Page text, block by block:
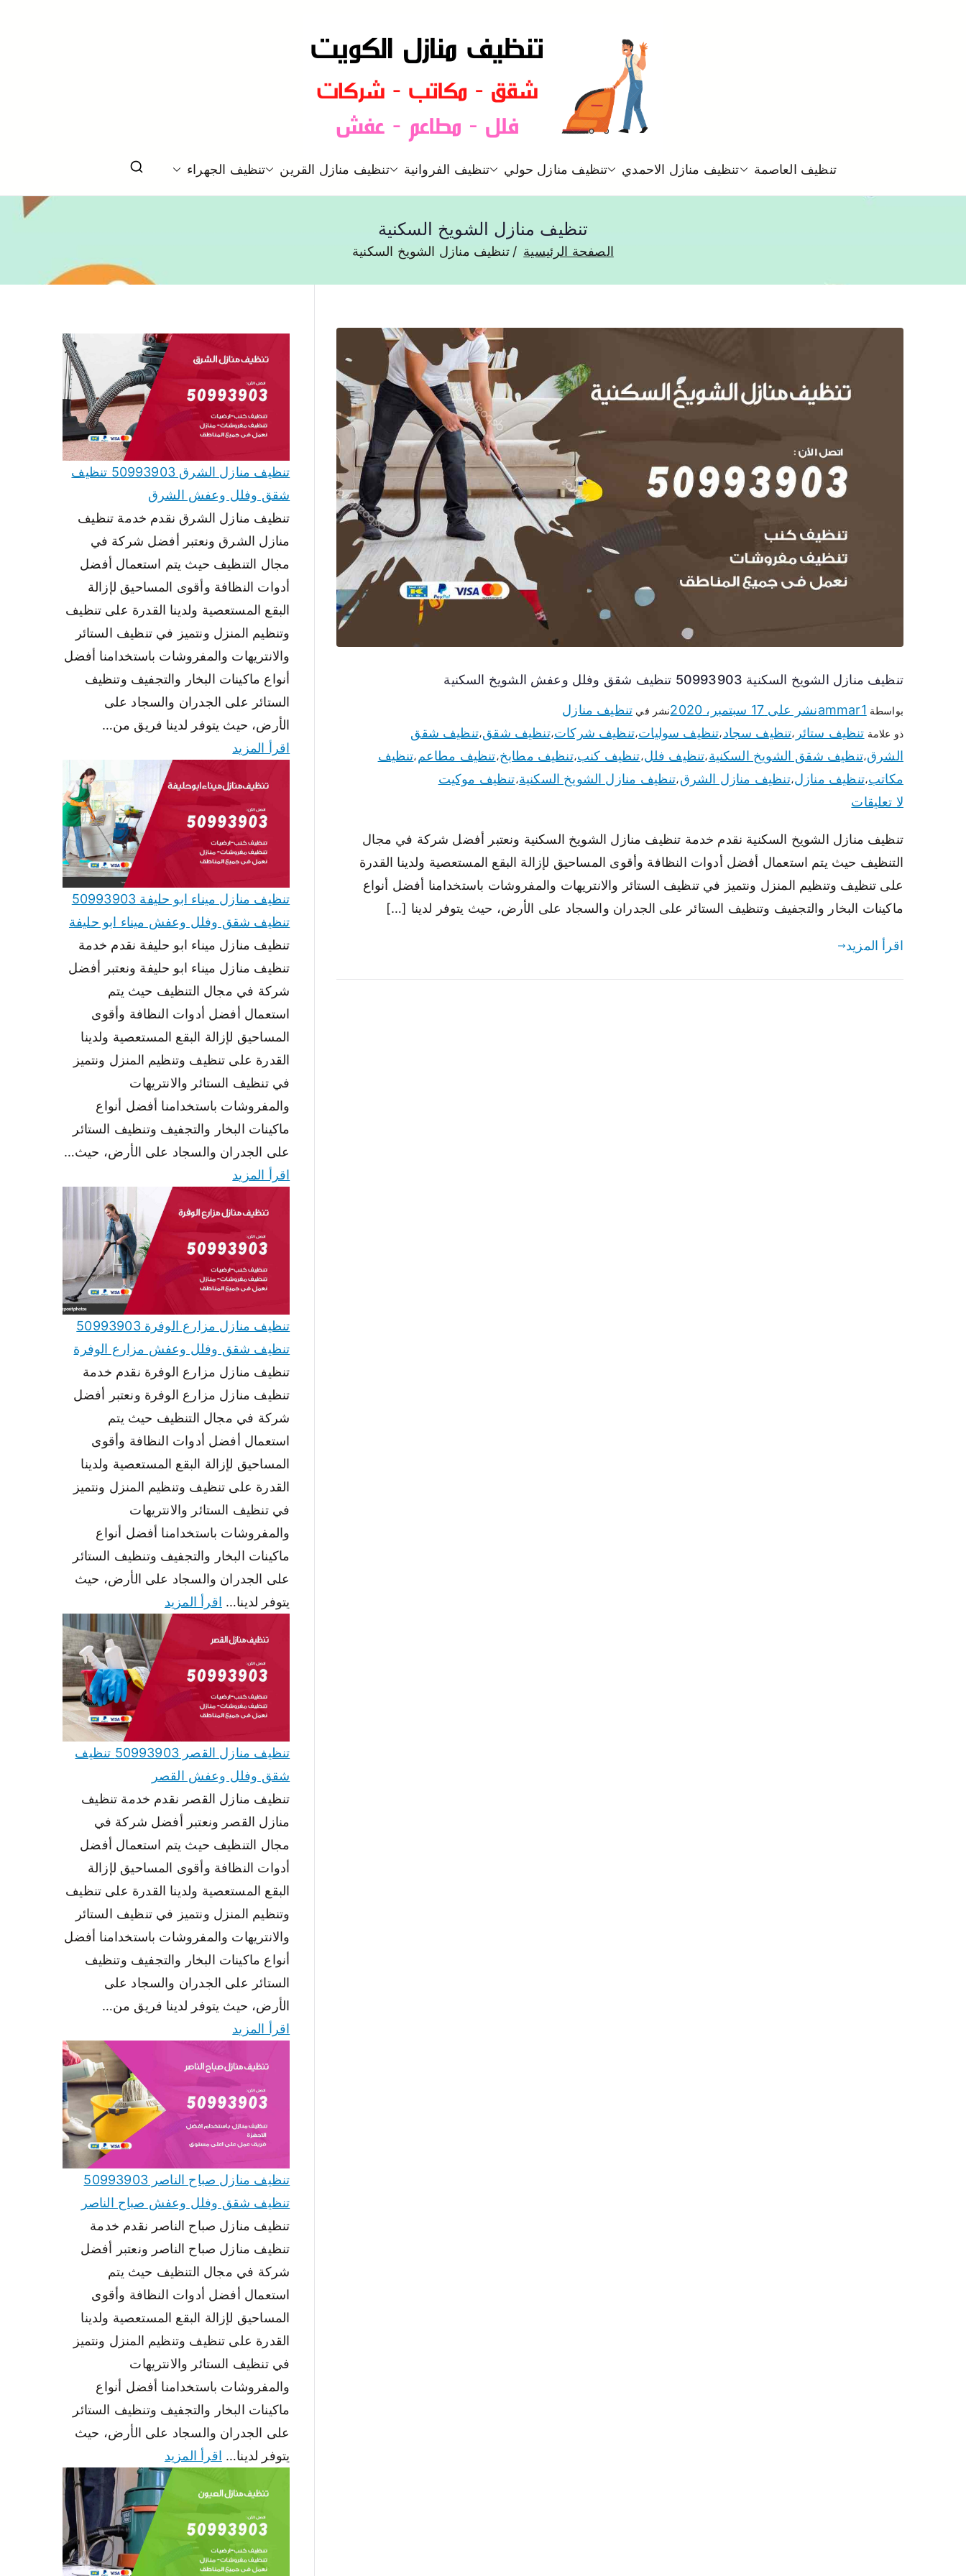
تنظيف منازل
شركة تنظيف منازل و شقق في الكويت تنظيف العاصمة تنظيف منازل الاحمدي تنظيف منازل حولي تنظيف الفروانية تنظيف منازل القرين تنظيف الجهراء
تنظيف منازل الشويخ السكنية
الصفحة الرئيسية تنظيف منازل الشويخ السكنية
تنظيف منازل الشويخ السكنية 50993903 تنظيف شقق وفلل وعفش الشويخ السكنية
بواسطة ammar1نشر على 17 سبتمبر، 2020 نشر في تنظيف منازل
ذو علامة تنظيف ستائر ،تنظيف سجاد،تنظيف سوليات،تنظيف شركات،تنظيف شقق،تنظيف شقق
الشرق،تنظيف شقق الشويخ السكنية،تنظيف فلل،تنظيف كنب،تنظيف مطابخ،تنظيف مطاعم ،تنظيف
مكاتب،تنظيف منازل،تنظيف منازل الشرق،تنظيف منازل الشويخ السكنية،تنظيف موكيت
لا تعليقات
تنظيف منازل الشويخ السكنية نقدم خدمة تنظيف منازل الشويخ السكنية ونعتبر أفضل شركة في مجال
التنظيف حيث يتم استعمال أفضل أدوات النظافة وأقوى المساحيق لإزالة البقع المستعصية ولدينا القدرة
على تنظيف وتنظيم المنزل ونتميز في تنظيف الستائر والانتريهات والمفروشات باستخدامنا أفضل أنواع
ماكينات البخار والتجفيف وتنظيف الستائر على الجدران والسجاد على الأرض، حيث يتوفر لدينا […]
اقرأ المزيد
تنظيف منازل الشرق 50993903 تنظيف
شقق وفلل وعفش الشرق
تنظيف منازل الشرق نقدم خدمة تنظيف
منازل الشرق ونعتبر أفضل شركة في
مجال التنظيف حيث يتم استعمال أفضل
أدوات النظافة وأقوى المساحيق لإزالة
البقع المستعصية ولدينا القدرة على تنظيف
وتنظيم المنزل ونتميز في تنظيف الستائر
والانتريهات والمفروشات باستخدامنا أفضل
أنواع ماكينات البخار والتجفيف وتنظيف
الستائر على الجدران والسجاد على
الأرض، حيث يتوفر لدينا فريق من…
اقرأ المزيد
تنظيف منازل ميناء ابو حليفة 50993903
تنظيف شقق وفلل وعفش ميناء ابو حليفة
تنظيف منازل ميناء ابو حليفة نقدم خدمة
تنظيف منازل ميناء ابو حليفة ونعتبر أفضل
شركة في مجال التنظيف حيث يتم
استعمال أفضل أدوات النظافة وأقوى
المساحيق لإزالة البقع المستعصية ولدينا
القدرة على تنظيف وتنظيم المنزل ونتميز
في تنظيف الستائر والانتريهات
والمفروشات باستخدامنا أفضل أنواع
ماكينات البخار والتجفيف وتنظيف الستائر
على الجدران والسجاد على الأرض، حيث…
اقرأ المزيد
تنظيف منازل مزارع الوفرة 50993903
تنظيف شقق وفلل وعفش مزارع الوفرة
تنظيف منازل مزارع الوفرة نقدم خدمة
تنظيف منازل مزارع الوفرة ونعتبر أفضل
شركة في مجال التنظيف حيث يتم
استعمال أفضل أدوات النظافة وأقوى
المساحيق لإزالة البقع المستعصية ولدينا
القدرة على تنظيف وتنظيم المنزل ونتميز
في تنظيف الستائر والانتريهات
والمفروشات باستخدامنا أفضل أنواع
ماكينات البخار والتجفيف وتنظيف الستائر
على الجدران والسجاد على الأرض، حيث
يتوفر لدينا… اقرأ المزيد
تنظيف منازل القصر 50993903 تنظيف
شقق وفلل وعفش القصر
تنظيف منازل القصر نقدم خدمة تنظيف
منازل القصر ونعتبر أفضل شركة في
مجال التنظيف حيث يتم استعمال أفضل
أدوات النظافة وأقوى المساحيق لإزالة
البقع المستعصية ولدينا القدرة على تنظيف
وتنظيم المنزل ونتميز في تنظيف الستائر
والانتريهات والمفروشات باستخدامنا أفضل
أنواع ماكينات البخار والتجفيف وتنظيف
الستائر على الجدران والسجاد على
الأرض، حيث يتوفر لدينا فريق من…
اقرأ المزيد
تنظيف منازل صباح الناصر 50993903
تنظيف شقق وفلل وعفش صباح الناصر
تنظيف منازل صباح الناصر نقدم خدمة
تنظيف منازل صباح الناصر ونعتبر أفضل
شركة في مجال التنظيف حيث يتم
استعمال أفضل أدوات النظافة وأقوى
المساحيق لإزالة البقع المستعصية ولدينا
القدرة على تنظيف وتنظيم المنزل ونتميز
في تنظيف الستائر والانتريهات
والمفروشات باستخدامنا أفضل أنواع
ماكينات البخار والتجفيف وتنظيف الستائر
على الجدران والسجاد على الأرض، حيث
يتوفر لدينا… اقرأ المزيد